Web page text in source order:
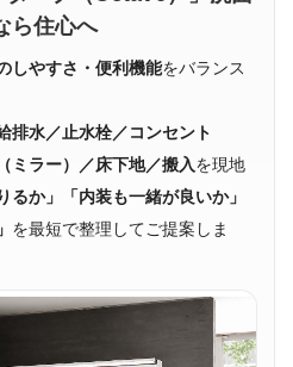
ら住心へ
しやすさ・便利機能をバランス
排水／止水栓／コンセント
ミラー）／床下地／搬入を現地
るか」「内装も一緒が良いか」
を最短で整理してご提案しま